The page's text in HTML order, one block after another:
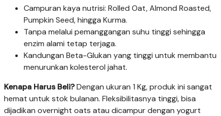
Campuran kaya nutrisi: Rolled Oat, Almond Roasted,
Pumpkin Seed, hingga Kurma.
Tanpa melalui pemanggangan suhu tinggi sehingga
enzim alami tetap terjaga.
Kandungan Beta-Glukan yang tinggi untuk membantu
menurunkan kolesterol jahat.
Kenapa Harus Beli?Dengan ukuran 1 Kg, produk ini sangat
hemat untuk stok bulanan. Fleksibilitasnya tinggi, bisa
dijadikan overnight oats atau dicampur dengan yogurt